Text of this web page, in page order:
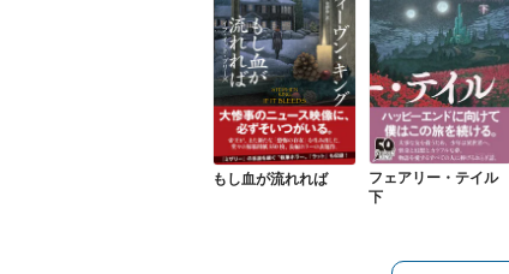
もし血が流れれば
フェアリー・テイル
下